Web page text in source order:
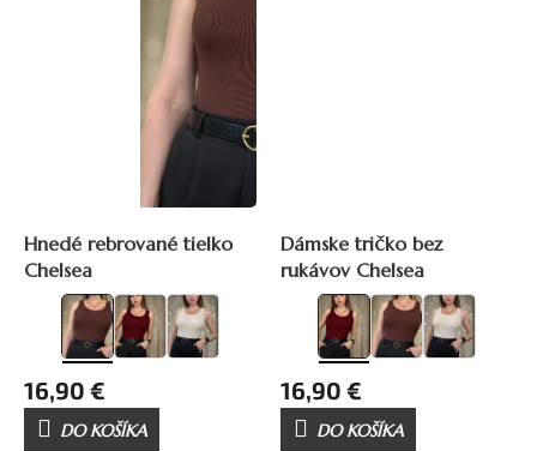
Hnedé rebrované tielko
Chelsea
16,90 €
DO KOŠÍKA
Dámske tričko bez
rukávov Chelsea
16,90 €
DO KOŠÍKA